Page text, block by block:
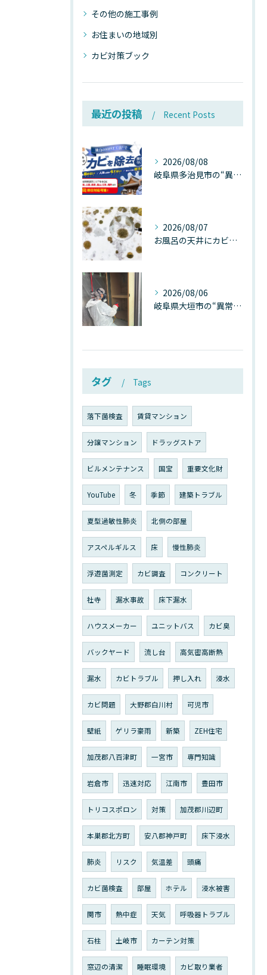
その他の施工事例
お住まいの地域別
カビ対策ブック
最近の投稿 Recent Posts
2026/08/08
岐阜県多治見市の“異常な高温”が建物内部を破壊する──深層カビが急増する危険な温度差の正体
2026/08/07
お風呂の天井にカビが生えたら要注意！2026年8月の猛暑・高湿度で急増する浴室カビの原因と正しい対策
2026/08/06
岐阜県大垣市の“異常に高い気温”が建物内部を腐らせる──深層カビが爆発的に増える本当の理由
タグ Tags
落下菌検査 賃貸マンション
分譲マンション ドラッグストア
ビルメンテナンス 国宝 重要文化財
YouTube 冬 季節 建築トラブル
夏型過敏性肺炎 北側の部屋
アスペルギルス 床 慢性肺炎
浮遊菌測定 カビ調査 コンクリート
社寺 漏水事故 床下漏水
ハウスメーカー ユニットバス カビ臭
バックヤード 流し台 高気密高断熱
漏水 カビトラブル 押し入れ 浸水
カビ問題 大野郡白川村 可児市
壁紙 ゲリラ豪雨 新築 ZEH住宅
加茂郡八百津町 一宮市 専門知識
岩倉市 迅速対応 江南市 豊田市
トリコスポロン 対策 加茂郡川辺町
本巣郡北方町 安八郡神戸町 床下浸水
肺炎 リスク 気温差 頭痛
カビ菌検査 部屋 ホテル 浸水被害
関市 熱中症 天気 呼吸器トラブル
石柱 土岐市 カーテン対策
窓辺の清潔 睡眠環境 カビ取り業者